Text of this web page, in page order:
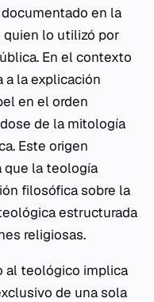
en la
quien lo utilizó por
. En el contexto
a la explicación
en el orden
de la mitología
Este origen
que la teología
filosófica sobre la
estructurada
religiosas.
al teológico implica
de una sola